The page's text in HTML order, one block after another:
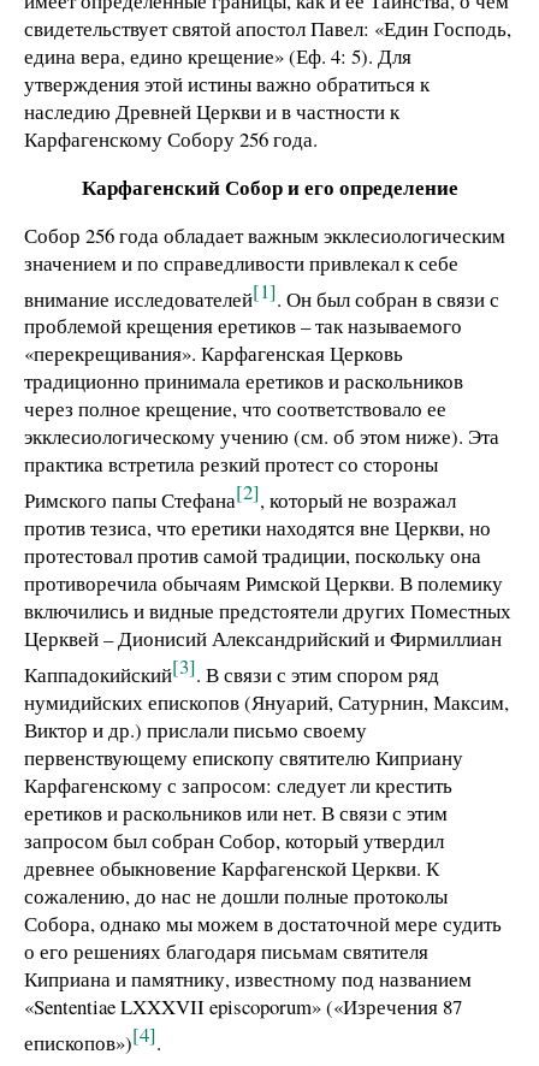
свидетельствует святой апостол Павел: «Един Господь,
едина вера, едино крещение» (Еф. 4: 5). Для
утверждения этой истины важно обратиться к
наследию Древней Церкви и в частности к
Карфагенскому Собору 256 года.
Карфагенский Собор и его определение
Собор 256 года обладает важным экклесиологическим
значением и по справедливости привлекал к себе
внимание исследователей[1]. Он был собран в связи с
проблемой крещения еретиков – так называемого
«перекрещивания». Карфагенская Церковь
традиционно принимала еретиков и раскольников
через полное крещение, что соответствовало ее
экклесиологическому учению (см. об этом ниже). Эта
практика встретила резкий протест со стороны
Римского папы Стефана[2], который не возражал
против тезиса, что еретики находятся вне Церкви, но
протестовал против самой традиции, поскольку она
противоречила обычаям Римской Церкви. В полемику
включились и видные предстоятели других Поместных
Церквей – Дионисий Александрийский и Фирмиллиан
Каппадокийский[3]. В связи с этим спором ряд
нумидийских епископов (Януарий, Сатурнин, Максим,
Виктор и др.) прислали письмо своему
первенствующему епископу святителю Киприану
Карфагенскому с запросом: следует ли крестить
еретиков и раскольников или нет. В связи с этим
запросом был собран Собор, который утвердил
древнее обыкновение Карфагенской Церкви. К
сожалению, до нас не дошли полные протоколы
Собора, однако мы можем в достаточной мере судить
о его решениях благодаря письмам святителя
Киприана и памятнику, известному под названием
«Sententiae LXXXVII episcoporum» («Изречения 87
епископов»)[4].